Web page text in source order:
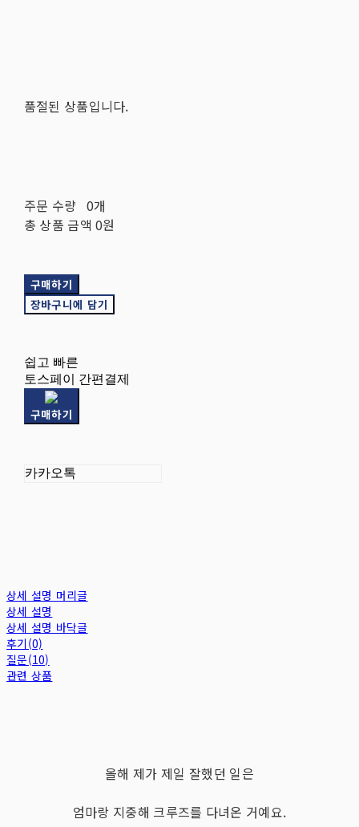
품절된 상품입니다.
주문 수량 0개
총 상품 금액 0원
구매하기
장바구니에 담기
쉽고 빠른
토스페이 간편결제
구매하기
카카오톡
상세 설명 머리글
상세 설명
상세 설명 바닥글
후기(0)
질문(10)
관련 상품
올해 제가 제일 잘했던 일은
엄마랑 지중해 크루즈를 다녀온 거예요.